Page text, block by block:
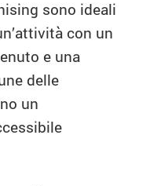
sono ideali
con un
e una
delle
un